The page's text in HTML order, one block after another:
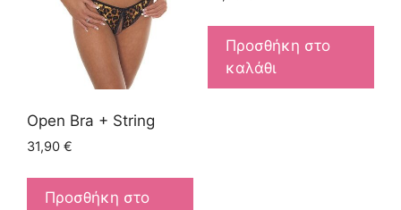
Open Bra + String
31,90 €
Προσθήκη στο
Προσθήκη στο
καλάθι